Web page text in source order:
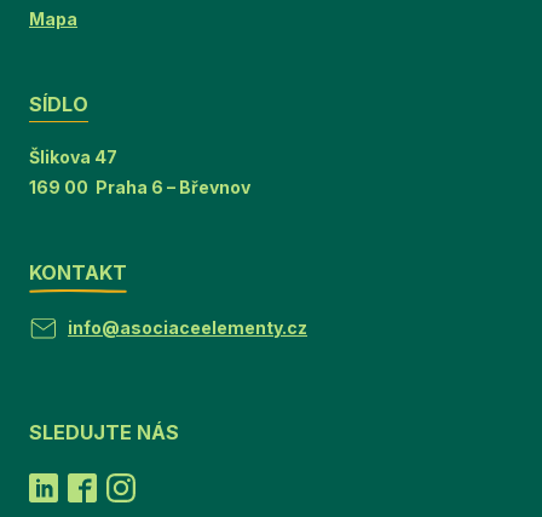
Mapa
SÍDLO
Šlikova 47
169 00 Praha 6 – Břevnov
KONTAKT
info@asociaceelementy.cz
SLEDUJTE NÁS